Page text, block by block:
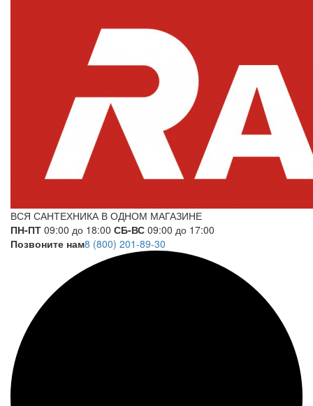
ВСЯ САНТЕХНИКА В ОДНОМ МАГАЗИНЕ
ПН-ПТ 09:00 до 18:00 СБ-ВС 09:00 до 17:00
Позвоните нам8 (800) 201-89-30